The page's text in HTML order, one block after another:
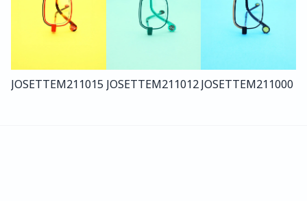
JOSETTEM211015 JOSETTEM211012JOSETTEM211000